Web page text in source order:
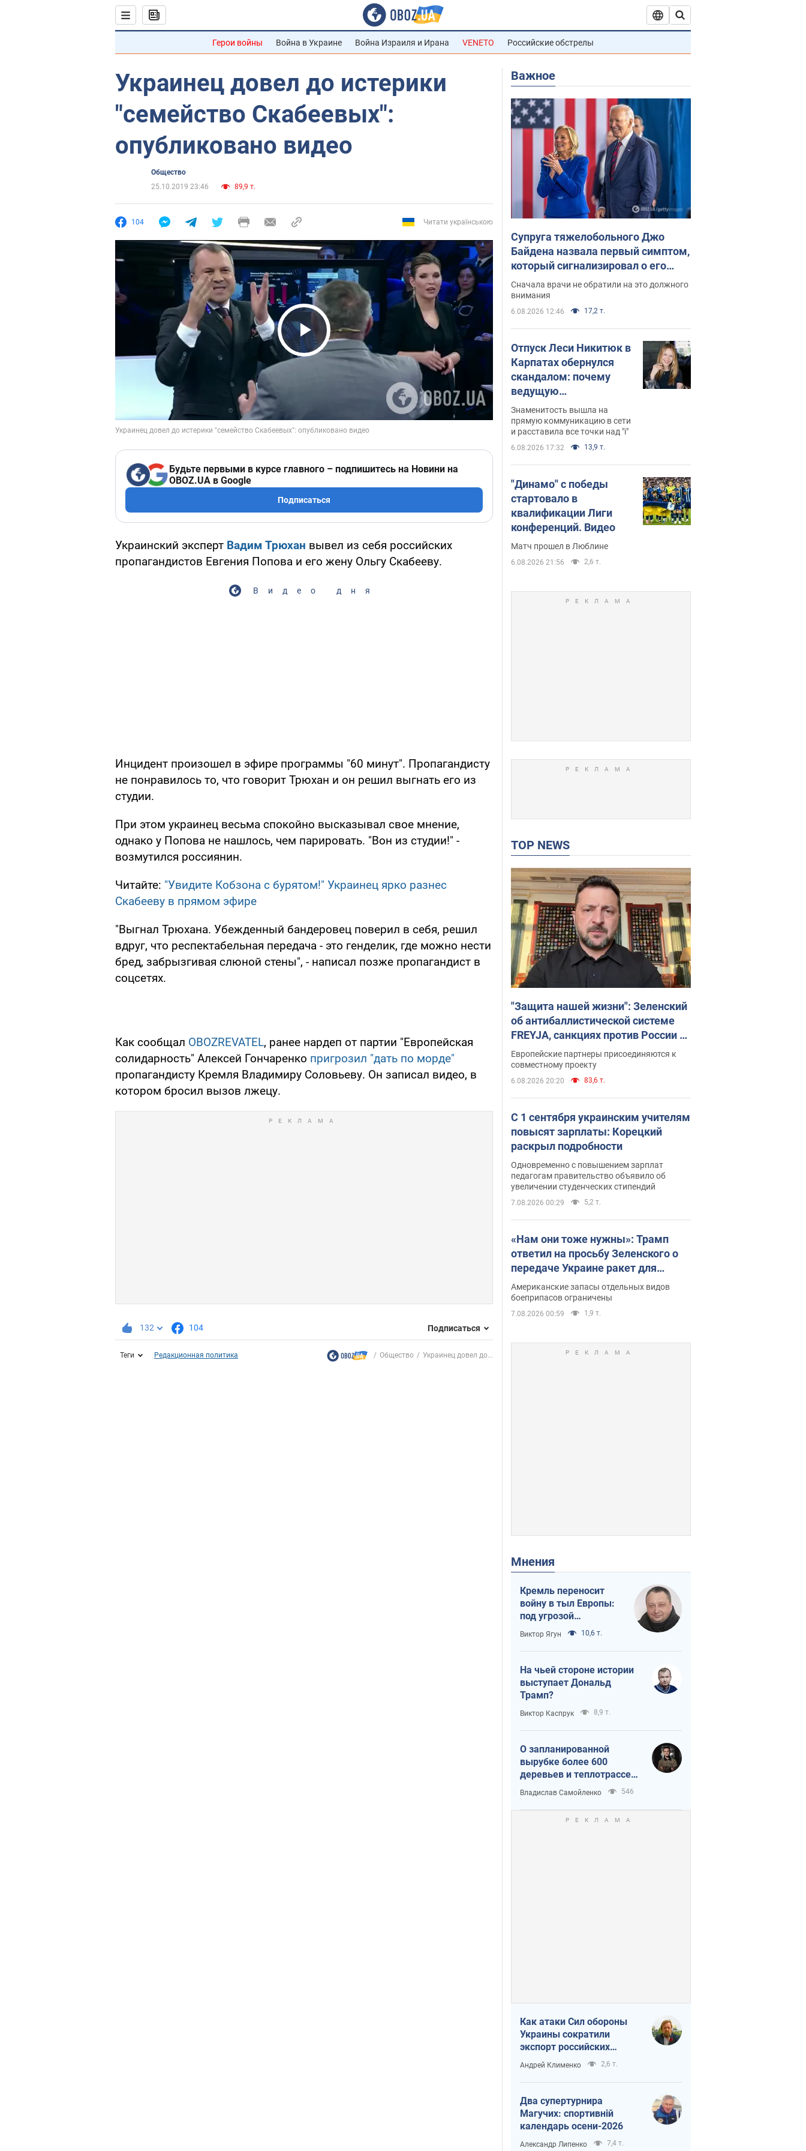
Герои войны Война в Украине Война Израиля и Ирана VENETO Российские обстрелы
Украинец довел до истерики
"семейство Скабеевых":
опубликовано видео
Общество
25.10.2019 23:46
89,9 т.
104 Читати українською
Play Video
Будьте первыми в курсе главного – подпишитесь на Новини на
OBOZ.UA в Google
Подписаться
Украинский эксперт Вадим Трюхан вывел из себя российских
пропагандистов Евгения Попова и его жену Ольгу Скабееву.
Видео дня
Инцидент произошел в эфире программы "60 минут". Пропагандисту
не понравилось то, что говорит Трюхан и он решил выгнать его из
студии.
При этом украинец весьма спокойно высказывал свое мнение,
однако у Попова не нашлось, чем парировать. "Вон из студии!" -
возмутился россиянин.
Читайте: "Увидите Кобзона с бурятом!" Украинец ярко разнес
Скабееву в прямом эфире
"Выгнал Трюхана. Убежденный бандеровец поверил в себя, решил
вдруг, что респектабельная передача - это генделик, где можно нести
бред, забрызгивая слюной стены", - написал позже пропагандист в
соцсетях.
Как сообщал OBOZREVATEL, ранее нардеп от партии "Европейская
солидарность" Алексей Гончаренко пригрозил "дать по морде"
пропагандисту Кремля Владимиру Соловьеву. Он записал видео, в
котором бросил вызов лжецу.
132 104 Подписаться
Теги Редакционная политика Общество Украинец довел до...
Важное
Супруга тяжелобольного Джо
Байдена назвала первый симптом,
который сигнализировал о его
"агрессивном" раке
Сначала врачи не обратили на это должного
внимания
6.08.2026 12:46 17,2 т.
Отпуск Леси Никитюк в
Карпатах обернулся
скандалом: почему
ведущую
несправедливо
захейтили
Знаменитость вышла на
прямую коммуникацию в сети
и расставила все точки над "i"
6.08.2026 17:32 13,9 т.
"Динамо" с победы
стартовало в
квалификации Лиги
конференций. Видео
Матч прошел в Люблине
6.08.2026 21:56 2,6 т.
TOP NEWS
"Защита нашей жизни": Зеленский
об антибаллистической системе
FREYJA, санкциях против России и
поддержке аграриев. Видео
Европейские партнеры присоединяются к
совместному проекту
6.08.2026 20:20 83,6 т.
С 1 сентября украинским учителям
повысят зарплаты: Корецкий
раскрыл подробности
Одновременно с повышением зарплат
педагогам правительство объявило об
увеличении студенческих стипендий
7.08.2026 00:29 5,2 т.
«Нам они тоже нужны»: Трамп
ответил на просьбу Зеленского о
передаче Украине ракет для
Patriot
Американские запасы отдельных видов
боеприпасов ограничены
7.08.2026 00:59 1,9 т.
Мнения
Кремль переносит
войну в тыл Европы:
под угрозой
критическая
логистика
Виктор Ягун 10,6 т.
На чьей стороне истории
выступает Дональд
Трамп?
Виктор Каспрук 8,9 т.
О запланированной
вырубке более 600
деревьев и теплотрассе:
что происходит на
Теремках в Киеве
Владислав Самойленко 546
Как атаки Сил обороны
Украины сократили
экспорт российских
нефтепродуктов
Андрей Клименко 2,6 т.
Два супертурнира
Магучих: спортивній
календарь осени-2026
Александр Липенко 7,4 т.